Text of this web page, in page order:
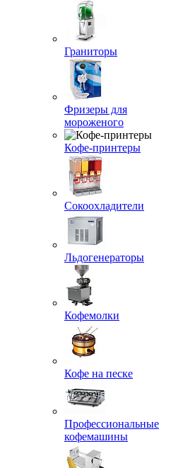
Граниторы
Фризеры для
мороженого
Кофе-принтеры
Сокоохладители
Льдогенераторы
Кофемолки
Кофе на песке
Профессиональные
кофемашины